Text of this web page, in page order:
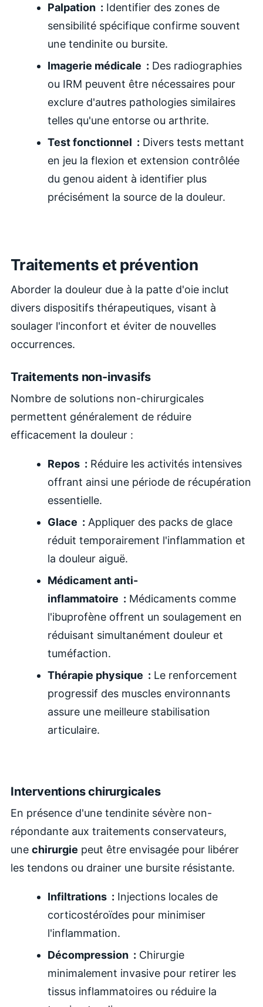
Palpation : Identifier des zones de
sensibilité spécifique confirme souvent
une tendinite ou bursite.
Imagerie médicale : Des radiographies
ou IRM peuvent être nécessaires pour
exclure d'autres pathologies similaires
telles qu'une entorse ou arthrite.
Test fonctionnel : Divers tests mettant
en jeu la flexion et extension contrôlée
du genou aident à identifier plus
précisément la source de la douleur.
Traitements et prévention
Aborder la douleur due à la patte d'oie inclut
divers dispositifs thérapeutiques, visant à
soulager l'inconfort et éviter de nouvelles
occurrences.
Traitements non-invasifs
Nombre de solutions non-chirurgicales
permettent généralement de réduire
efficacement la douleur :
Repos : Réduire les activités intensives
offrant ainsi une période de récupération
essentielle.
Glace : Appliquer des packs de glace
réduit temporairement l'inflammation et
la douleur aiguë.
Médicament anti-
inflammatoire : Médicaments comme
l'ibuprofène offrent un soulagement en
réduisant simultanément douleur et
tuméfaction.
Thérapie physique : Le renforcement
progressif des muscles environnants
assure une meilleure stabilisation
articulaire.
Interventions chirurgicales
En présence d'une tendinite sévère non-
répondante aux traitements conservateurs,
une chirurgie peut être envisagée pour libérer
les tendons ou drainer une bursite résistante.
Infiltrations : Injections locales de
corticostéroïdes pour minimiser
l'inflammation.
Décompression : Chirurgie
minimalement invasive pour retirer les
tissus inflammatoires ou réduire la